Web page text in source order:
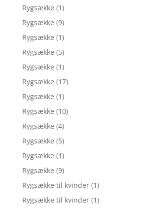
Rygsække (1)
Rygsække (9)
Rygsække (1)
Rygsække (5)
Rygsække (1)
Rygsække (17)
Rygsække (1)
Rygsække (10)
Rygsække (4)
Rygsække (5)
Rygsække (1)
Rygsække (9)
Rygsække til kvinder (1)
Rygsække til kvinder (1)